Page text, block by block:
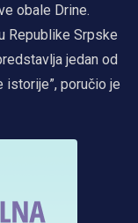
obale Drine.
Republike Srpske
jedan od
istorije”, poručio je